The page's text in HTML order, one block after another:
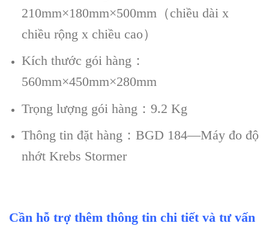
210mm×180mm×500mm（chiều dài x
chiều rộng x chiều cao）
Kích thước gói hàng：
560mm×450mm×280mm
Trọng lượng gói hàng：9.2 Kg
Thông tin đặt hàng：BGD 184—Máy đo độ
nhớt Krebs Stormer
Cần hỗ trợ thêm thông tin chi tiết và tư vấn